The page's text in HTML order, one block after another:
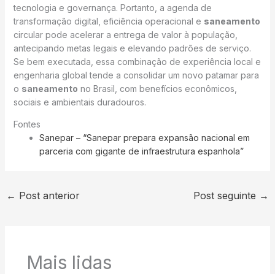
tecnologia e governança. Portanto, a agenda de
transformação digital, eficiência operacional e saneamento
circular pode acelerar a entrega de valor à população,
antecipando metas legais e elevando padrões de serviço.
Se bem executada, essa combinação de experiência local e
engenharia global tende a consolidar um novo patamar para
o saneamento no Brasil, com benefícios econômicos,
sociais e ambientais duradouros.
Fontes
Sanepar – “Sanepar prepara expansão nacional em
parceria com gigante de infraestrutura espanhola”
← Post anterior Post seguinte →
Mais lidas